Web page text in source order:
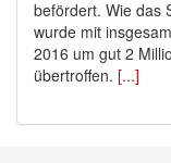
befördert. Wie das
wurde mit
2016 um gut 2
übertroffen. [...]